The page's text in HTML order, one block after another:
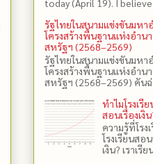
today (April 19). I
รัฐไทยในสนามแข่งขันมหา
โครงสร้างพื้นฐานแห่งอำ
สหรัฐฯ (2568–2569)
รัฐไทยในสนามแข่งขันมหา
โครงสร้างพื้นฐานแห่งอำ
สหรัฐฯ (2568–2569) คันฉ่
ทำไมโรงเรี
สอนเรื่องเงิน
ความรู้ที่โร
โรงเรียนสอ
เงิน? เราเรี